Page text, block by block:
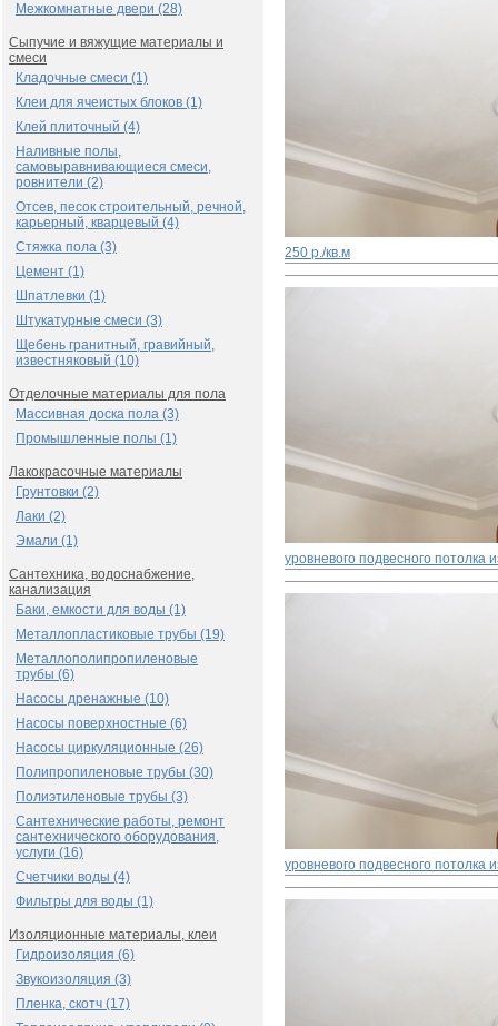
Межкомнатные двери (28)
Сыпучие и вяжущие материалы и
смеси
Кладочные смеси (1)
Клеи для ячеистых блоков (1)
Клей плиточный (4)
Наливные полы,
самовыравнивающиеся смеси,
ровнители (2)
Отсев, песок строительный, речной,
карьерный, кварцевый (4)
Стяжка пола (3)
Цемент (1)
Шпатлевки (1)
Штукатурные смеси (3)
Щебень гранитный, гравийный,
известняковый (10)
Отделочные материалы для пола
Массивная доска пола (3)
Промышленные полы (1)
Лакокрасочные материалы
Грунтовки (2)
Лаки (2)
Эмали (1)
Сантехника, водоснабжение,
канализация
Баки, емкости для воды (1)
Металлопластиковые трубы (19)
Металлополипропиленовые
трубы (6)
Насосы дренажные (10)
Насосы поверхностные (6)
Насосы циркуляционные (26)
Полипропиленовые трубы (30)
Полиэтиленовые трубы (3)
Сантехнические работы, ремонт
сантехнического оборудования,
услуги (16)
Счетчики воды (4)
Фильтры для воды (1)
Изоляционные материалы, клеи
Гидроизоляция (6)
Звукоизоляция (3)
Пленка, скотч (17)
250 р./кв.м
уровневого подвесного потолка
уровневого подвесного потолка